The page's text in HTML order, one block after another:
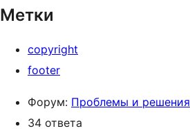
Метки
copyright
footer
Форум: Проблемы и решения
34 ответа